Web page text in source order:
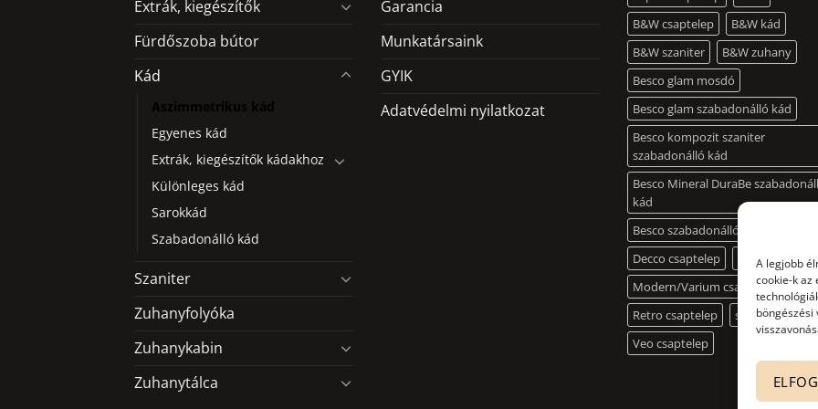
A legjobb
cookie-k az
böngészési
termékoldalon
Extrák, kiegészítők
Fürdőszoba bútor
Kád
Aszimmetrikus kád
Egyenes kád
Extrák, kiegészítők kádakhoz
Különleges kád
Sarokkád
Szabadonálló kád
Szaniter
Zuhanyfolyóka
Zuhanykabin
Zuhanytálca
Garancia
Munkatársaink
GYIK
Adatvédelmi nyilatkozat
B&W csaptelep
B&W kád
B&W szaniter
B&W zuhany
Besco glam mosdó
Besco glam szabadonálló kád
Besco kompozit szaniter
szabadonálló kád
Besco Mineral DuraBe
kád
Besco szabadonálló mosdó
Decco csaptelep
Illusion
Modern/Varium csaptelep
Retro csaptelep
slim kád
Veo csaptelep